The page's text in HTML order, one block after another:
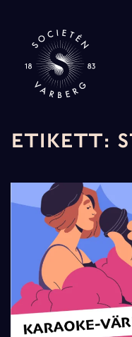
Skip to main
ETIKETT: